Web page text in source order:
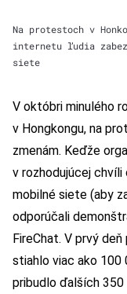
Na protestoch v
internetu ľudia
siete
V októbri minulého
v Hongkongu, na
zmenám. Keďže
v rozhodujúcej
mobilné siete (aby
odporúčali
FireChat. V prvý
stiahlo viac ako 100
pribudlo ďalších 350